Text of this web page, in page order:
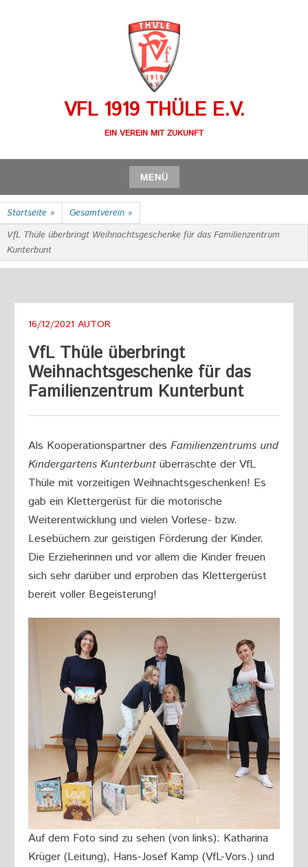
VFL 1919 THÜLE E.V.
EIN VEREIN MIT ZUKUNFT
MENÜ
Zum
Inhalt
springen
Startseite » Gesamtverein »
VfL Thüle überbringt Weihnachtsgeschenke für das Familienzentrum
Kunterbunt
16/12/2021 AUTOR
VfL Thüle überbringt
Weihnachtsgeschenke für das
Familienzentrum Kunterbunt
Als Kooperationspartner des Familienzentrums und
Kindergartens Kunterbunt überraschte der VfL
Thüle mit vorzeitigen Weihnachtsgeschenken! Es
gab ein Klettergerüst für die motorische
Weiterentwicklung und vielen Vorlese- bzw.
Lesebüchern zur geistigen Förderung der Kinder.
Die Erzieherinnen und vor allem die Kinder freuen
sich sehr darüber und erproben das Klettergerüst
bereit voller Begeisterung!
Auf dem Foto sind zu sehen (von links): Katharina
Krüger (Leitung), Hans-Josef Kamp (VfL-Vors.) und